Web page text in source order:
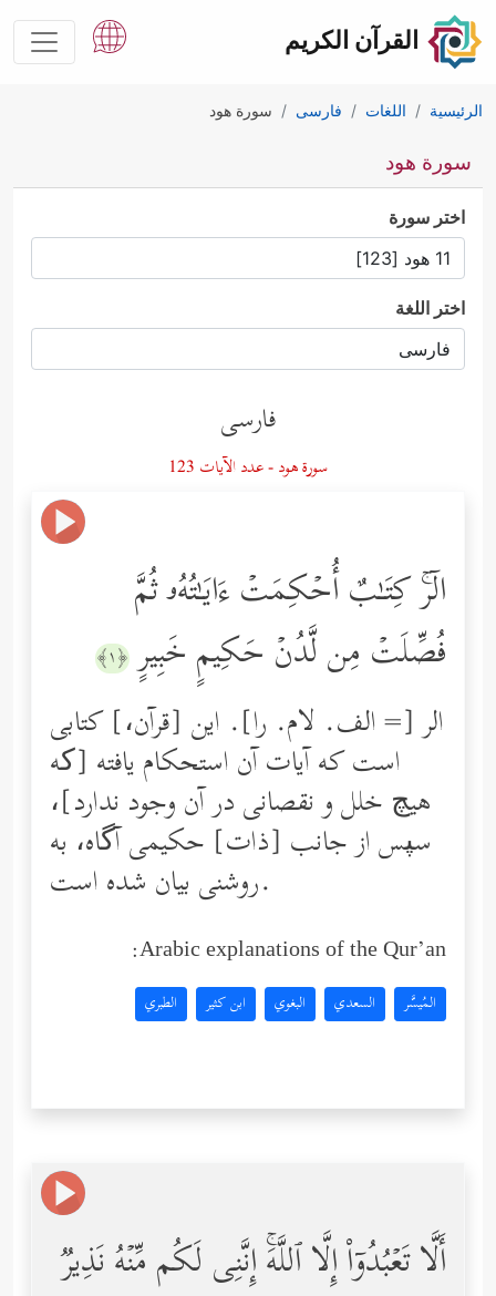
القرآن الكريم
الرئيسية اللغات فارسى سورة هود
سورة هود
اختر سورة
اختر اللغة
فارسى
سورة هود - عدد الآيات 123
الۤرۚ كِتَـٰبٌ أُحۡكِمَتۡ ءَایَـٰتُهُۥ ثُمَّ
فُصِّلَتۡ مِن لَّدُنۡ حَكِیمٍ خَبِیرٍ ﴿١﴾
الر [= الف. لام. را]. این [قرآن،] كتابى
است كه آیات آن استحكام یافته [که
هیچ خلل و نقصانی در آن وجود ندارد]،
سپس از جانب [ذات] حكیمى آگاه، به
روشنى بیان شده است.
Arabic explanations of the Qur’an:
المُيسَّر السعدي البغوي ابن كثير الطبري
أَلَّا تَعۡبُدُوۤاْ إِلَّا ٱللَّهَۚ إِنَّنِی لَكُم مِّنۡهُ نَذِیرࣱ